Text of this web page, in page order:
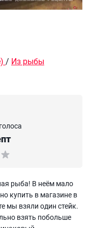
/ Из рыбы
рыба! В неём мало
купить в магазине в
мы взяли один стейк.
взять побольше